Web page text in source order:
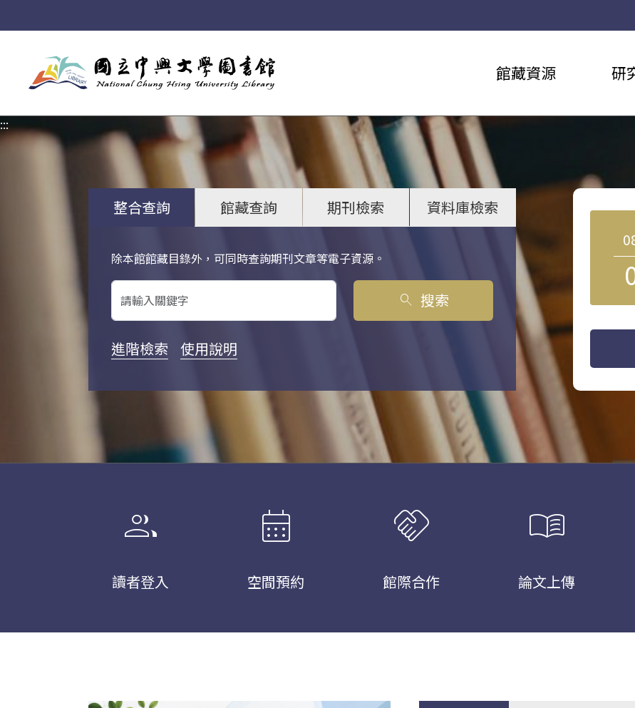
館藏資源 研
:::
整合查詢 館藏查詢 期刊檢索 資料庫檢索
除本館館藏目錄外，可同時查詢期刊文章等電子資源。
關鍵字搜尋
search 搜索
進階檢索 使用說明
group
讀者登入
calendar_month
空間預約
handshake
館際合作
menu_book
論文上傳